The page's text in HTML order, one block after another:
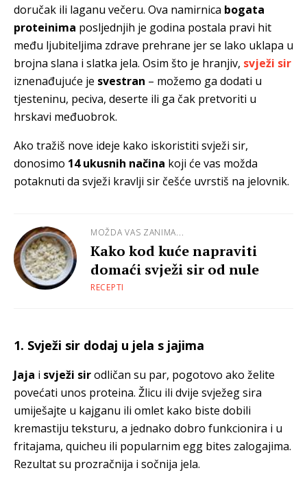
doručak ili laganu večeru. Ova namirnica bogata
proteinima posljednjih je godina postala pravi hit
među ljubiteljima zdrave prehrane jer se lako uklapa u
brojna slana i slatka jela. Osim što je hranjiv, svježi sir
iznenađujuće je svestran – možemo ga dodati u
tjesteninu, peciva, deserte ili ga čak pretvoriti u
hrskavi međuobrok.
Ako tražiš nove ideje kako iskoristiti svježi sir,
donosimo 14 ukusnih načina koji će vas možda
potaknuti da svježi kravlji sir češće uvrstiš na jelovnik.
MOŽDA VAS ZANIMA...
Kako kod kuće napraviti
domaći svježi sir od nule
RECEPTI
1. Svježi sir dodaj u jela s jajima
Jaja i svježi sirodličan su par, pogotovo ako želite
povećati unos proteina. Žlicu ili dvije svježeg sira
umiješajte u kajganu ili omlet kako biste dobili
kremastiju teksturu, a jednako dobro funkcionira i u
fritajama, quicheu ili popularnim egg bites zalogajima.
Rezultat su prozračnija i sočnija jela.